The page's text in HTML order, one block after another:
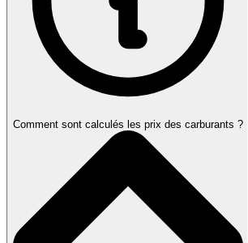
Comment sont calculés les prix des carburants ?